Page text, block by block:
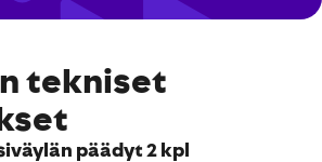
tekniset
päädyt 2 kpl